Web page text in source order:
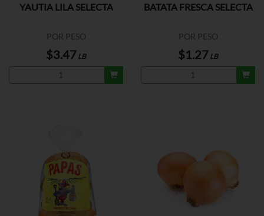
YAUTIA LILA SELECTA
POR PESO
$3.47 LB
BATATA FRESCA SELECTA
POR PESO
$1.27 LB